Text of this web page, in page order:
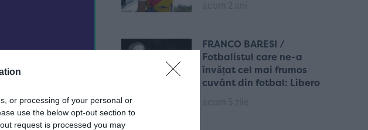
or processing of your personal or
use the below opt-out section to
request is processed you may
FRANCO BARESI /
Fotbalistul care ne-a
învățat cel mai frumos
cuvânt din fotbal: Libero